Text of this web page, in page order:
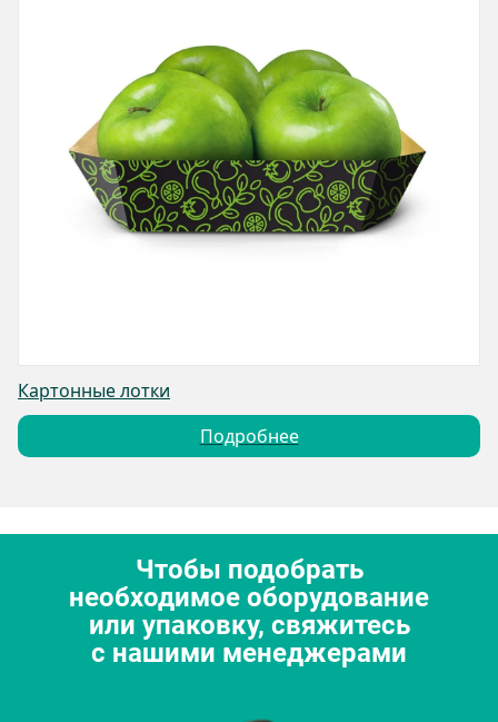
Картонные лотки
Подробнее
Чтобы подобрать
необходимое оборудование
или упаковку, свяжитесь
с нашими менеджерами